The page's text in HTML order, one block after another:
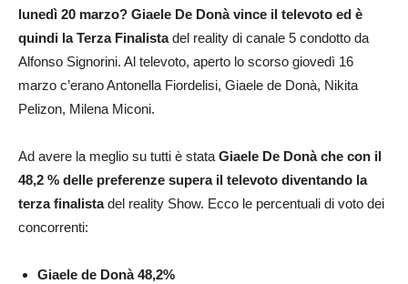
lunedì 20 marzo? Giaele De Donà vince il televoto ed è
quindi la Terza Finalistadel reality di canale 5 condotto da
Alfonso Signorini. Al televoto, aperto lo scorso giovedì 16
marzo c’erano Antonella Fiordelisi, Giaele de Donà, Nikita
Pelizon, Milena Miconi.
Ad avere la meglio su tutti è stataGiaele De Donà che con il
48,2 % delle preferenze supera il televoto diventando la
terza finalistadel reality Show. Ecco le percentuali di voto dei
concorrenti:
Giaele de Donà 48,2%